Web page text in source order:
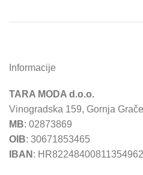
Informacije
TARA MODA d.o.o.
Vinogradska 159, Gornja
MB: 02873869
OIB: 30671853465
IBAN :